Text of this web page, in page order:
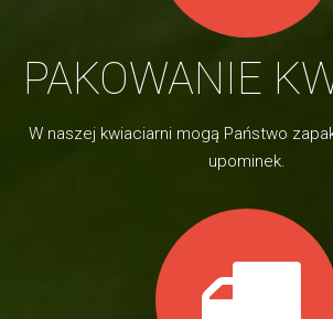
PAKOWANIE
W naszej kwiaciarni mogą Państwo
upominek.